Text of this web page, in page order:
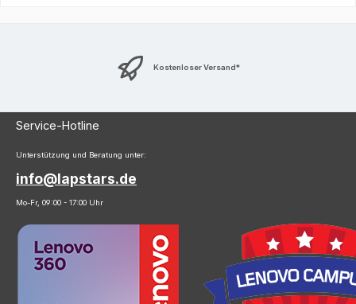
Kostenloser Versand*
Service-Hotline
Unterstützung und Beratung unter:
info@lapstars.de
Mo-Fr, 09:00 - 17:00 Uhr